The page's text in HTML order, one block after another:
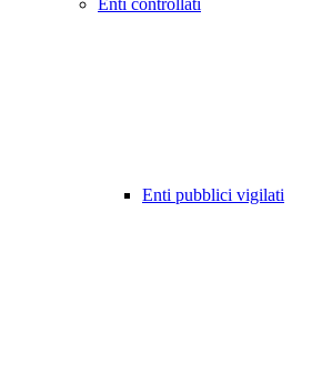
Enti controllati
Enti pubblici vigilati